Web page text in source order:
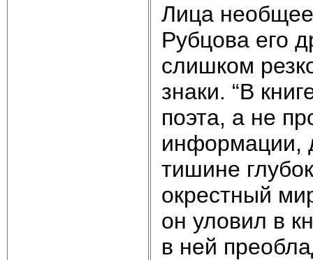
Лица
Рубцова его
слишком
знаки. “В
поэта, а не
информации,
тишине
окрестный
он уловил в
в ней